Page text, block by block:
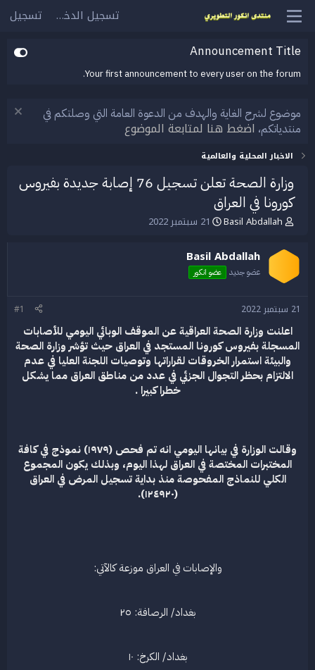
تسجيل الدخول تسجيل
Announcement Title
Your first announcement to every user on the forum.
موضوع لشرح الغاية والهدف من الدعوة العامة التي وصلتكم في
منتدياتكم، اضغط هنا لمتابعة الموضوع
الاخبار المحلية والعالمية
وزارة الصحة تعلن تسجيل 76 إصابة جديدة بفيروس
كورونا في العراق
ب
د
ل
و
و
ع
Basil Abdallah
ت
ي
خ
ء
21 سبتمبر 2022
Basil Abdallah
عضو جديد عضو انكور
21 سبتمبر 2022
#1
اعلنت وزارة الصحة العراقية عن الموقف الوبائي اليومي للأصابات
المسجلة بفيروس كورونا المستجد في العراق حيث تؤشر وزارة الصحة
والبيئة استمرار الخروقات لقراراتها وتوصيات اللجنة العليا في عدم
الالتزام بحظر التجوال الجزئي في عدد من مناطق العراق مما يشكل
خطرا كبيرا .
وقالت الوزارة في بيانها اليومي انه تم فحص (١٩٧٩) نموذج في كافة
المختبرات المختصة في العراق لهذا اليوم، وبذلك يكون المجموع
الكلي للنماذج المفحوصة منذ بداية تسجيل المرض في العراق
(١٢٤٩٢٠).
والإصابات في العراق موزعة كالآتي:​
بغداد/ الرصافة: ٢٥​
بغداد/ الكرخ: ١٠​